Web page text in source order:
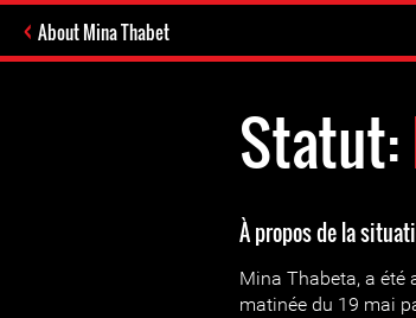
About Mina Thabet
Statut:
À propos de la
Mina Thabeta, a été
matinée du 19 mai